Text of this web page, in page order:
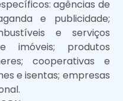
agências de
e publicidade;
e serviços
imóveis; produtos
cooperativas e
e isentas; empresas